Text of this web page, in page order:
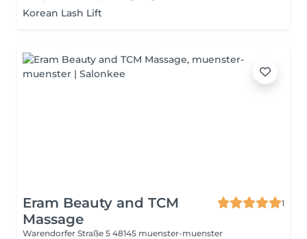
Korean Lash Lift
Eram Beauty and TCM
Massage
1
Warendorfer Straße 5 48145 muenster-muenster